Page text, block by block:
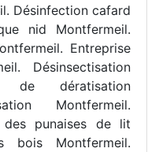
Désinfection cafard
nid Montfermeil.
Entreprise
Désinsectisation
de dératisation
Montfermeil.
des punaises de lit
bois Montfermeil.